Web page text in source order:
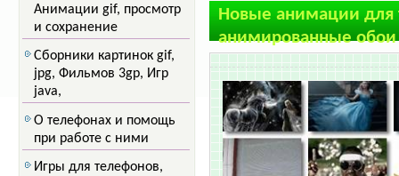
Анимации gif, просмотр
и сохранение
Сборники картинок gif,
jpg, Фильмов 3gp, Игр
java,
О телефонах и помощь
при работе с ними
Игры для телефонов,
Новые анимации для
анимированные